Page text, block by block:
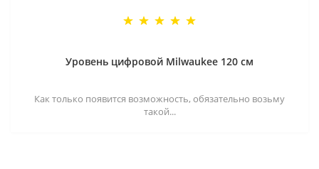
Уровень цифровой Milwaukee 120 см
Как только появится возможность, обязательно возьму
такой...